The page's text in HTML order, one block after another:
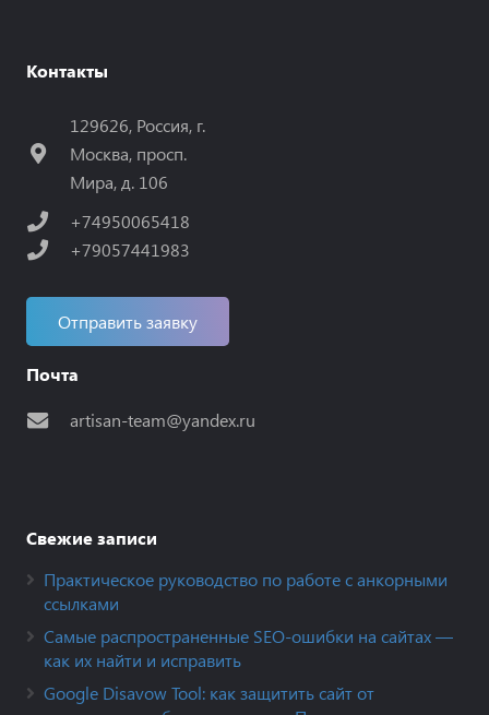
Контакты
129626, Россия, г.
Москва, просп.
Мира, д. 106
+74950065418
+79057441983
Отправить заявку
Почта
artisan-team@yandex.ru
Свежие записи
Практическое руководство по работе с анкорными
ссылками
Самые распространенные SEO-ошибки на сайтах —
как их найти и исправить
Google Disavow Tool: как защитить сайт от